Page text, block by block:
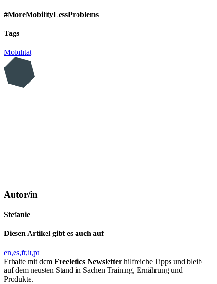
#MoreMobilityLessProblems
Tags
Mobilität
Autor/in
Stefanie
Diesen Artikel gibt es auch auf
en es fr it pt
Erhalte mit dem Freeletics Newsletter hilfreiche Tipps und bleib
auf dem neusten Stand in Sachen Training, Ernährung und
Produkte.